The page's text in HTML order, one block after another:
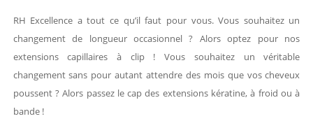
RH Excellence a tout ce qu’il faut pour vous. Vous souhaitez un
changement de longueur occasionnel ? Alors optez pour nos
extensions capillaires à clip ! Vous souhaitez un véritable
changement sans pour autant attendre des mois que vos cheveux
poussent ? Alors passez le cap des extensions kératine, à froid ou à
bande !